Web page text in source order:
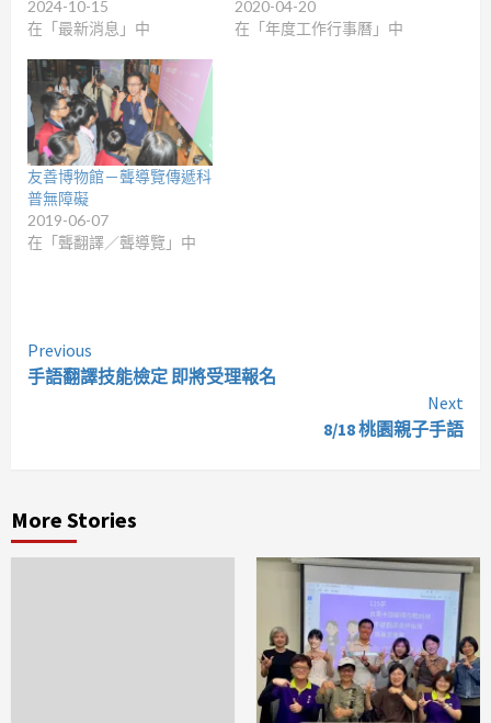
2024-10-15
在「最新消息」中
2020-04-20
在「年度工作行事曆」中
友善博物館－聾導覽傳遞科
普無障礙
2019-06-07
在「聾翻譯／聾導覽」中
Continue
Reading
Previous
手語翻譯技能檢定 即將受理報名
Next
8/18 桃園親子手語
More Stories